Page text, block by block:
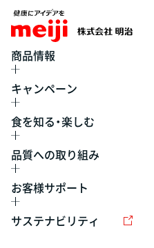
商品情報
キャンペーン
食を知る・楽しむ
品質への取り組み
お客様サポート
サステナビリティ